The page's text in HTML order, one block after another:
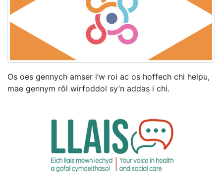
Os oes gennych amser i’w roi ac os hoffech chi helpu,
mae gennym rôl wirfoddol sy’n addas i chi.